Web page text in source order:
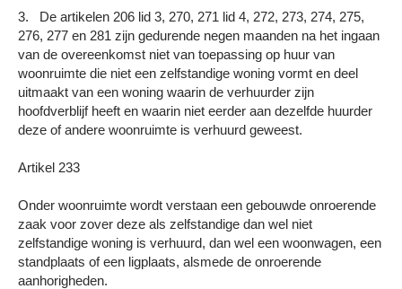
3. De artikelen 206 lid 3, 270, 271 lid 4, 272, 273, 274, 275,
276, 277 en 281 zijn gedurende negen maanden na het ingaan
van de overeenkomst niet van toepassing op huur van
woonruimte die niet een zelfstandige woning vormt en deel
uitmaakt van een woning waarin de verhuurder zijn
hoofdverblijf heeft en waarin niet eerder aan dezelfde huurder
deze of andere woonruimte is verhuurd geweest.
Artikel 233
Onder woonruimte wordt verstaan een gebouwde onroerende
zaak voor zover deze als zelfstandige dan wel niet
zelfstandige woning is verhuurd, dan wel een woonwagen, een
standplaats of een ligplaats, alsmede de onroerende
aanhorigheden.